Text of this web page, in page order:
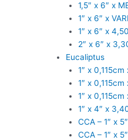
1,5″ x 6″ x
1″ x 6″ x
1″ x 6″ x 4,50
2″ x 6″ x
Eucaliptus
1″ x
1″ x
1″ x
1″ x 4″ x
CCA – 1″ x
CCA – 1″ x